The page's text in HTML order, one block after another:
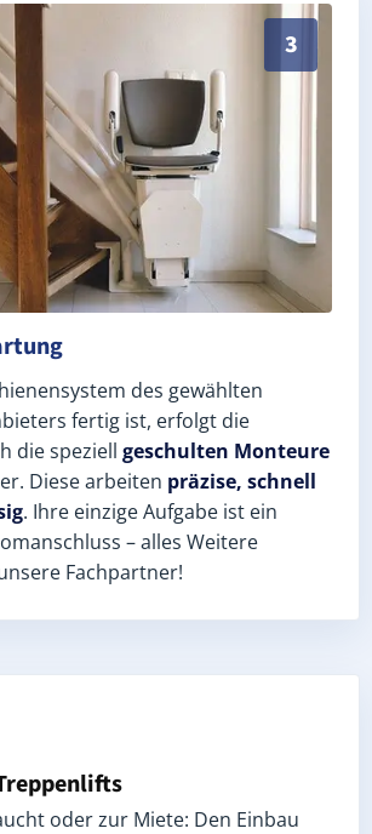
3
Einbau durch zertifizierte
des gewählten
fertig ist, erfolgt die
die speziell geschulten Monteure
Diese arbeiten präzise, schnell
. Ihre einzige Aufgabe ist ein
– alles Weitere
Fachpartner!
oder zur Miete: Den Einbau